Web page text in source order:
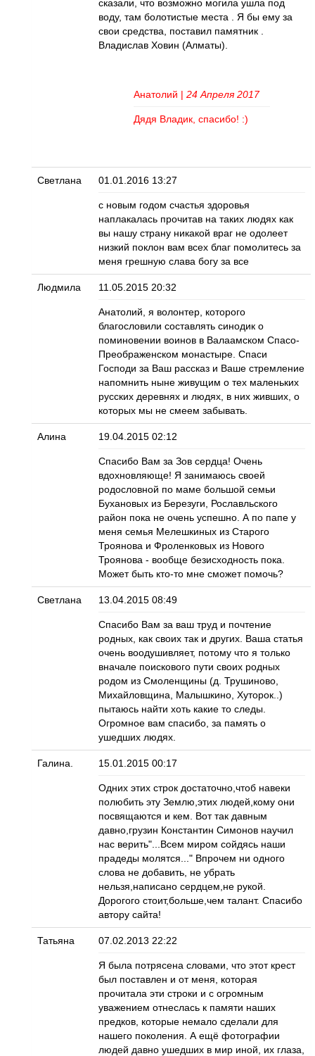
сказали, что возможно могила ушла под
воду, там болотистые места . Я бы ему за
свои средства, поставил памятник .
Владислав Ховин (Алматы).
Анатолий | 24 Апреля 2017
Дядя Владик, спасибо! :)
Светлана 01.01.2016 13:27
с новым годом счастья здоровья
наплакалась прочитав на таких людях как
вы нашу страну никакой враг не одолеет
низкий поклон вам всех благ помолитесь за
меня грешную слава богу за все
Людмила 11.05.2015 20:32
Анатолий, я волонтер, которого
благословили составлять синодик о
поминовении воинов в Валаамском Спасо-
Преображенском монастыре. Спаси
Господи за Ваш рассказ и Ваше стремление
напомнить ныне живущим о тех маленьких
русских деревнях и людях, в них живших, о
которых мы не смеем забывать.
Алина 19.04.2015 02:12
Спасибо Вам за Зов сердца! Очень
вдохновляюще! Я занимаюсь своей
родословной по маме большой семьи
Бухановых из Березуги, Рославльского
район пока не очень успешно. А по папе у
меня семья Мелешкиных из Старого
Троянова и Фроленковых из Нового
Троянова - вообще безисходность пока.
Может быть кто-то мне сможет помочь?
Светлана 13.04.2015 08:49
Спасибо Вам за ваш труд и почтение
родных, как своих так и других. Ваша статья
очень воодушивляет, потому что я только
вначале поискового пути своих родных
родом из Смоленщины (д. Трушиново,
Михайловщина, Малышкино, Хуторок..)
пытаюсь найти хоть какие то следы.
Огромное вам спасибо, за память о
ушедших людях.
Галина. 15.01.2015 00:17
Одних этих строк достаточно,чтоб навеки
полюбить эту Землю,этих людей,кому они
посвящаются и кем. Вот так давным
давно,грузин Константин Симонов научил
нас верить"...Всем миром сойдясь наши
прадеды молятся..." Впрочем ни одного
слова не добавить, не убрать
нельзя,написано сердцем,не рукой.
Дорогого стоит,больше,чем талант. Спасибо
автору сайта!
Татьяна 07.02.2013 22:22
Я была потрясена словами, что этот крест
был поставлен и от меня, которая
прочитала эти строки и с огромным
уважением отнеслась к памяти наших
предков, которые немало сделали для
нашего поколения. А ещё фотографии
людей давно ушедших в мир иной, их глаза,